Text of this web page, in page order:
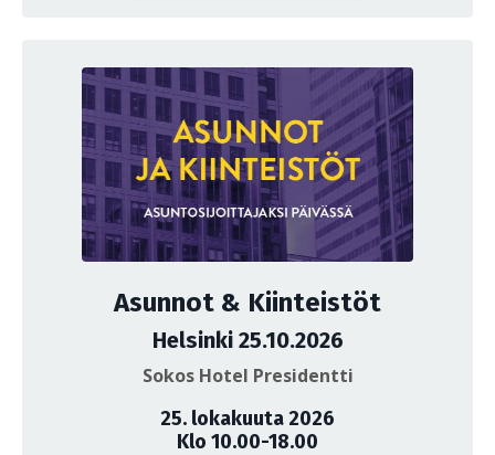
Asunnot & Kiinteistöt
Helsinki 25.10.2026
Sokos Hotel Presidentti
25. lokakuuta 2026
Klo 10.00-18.00